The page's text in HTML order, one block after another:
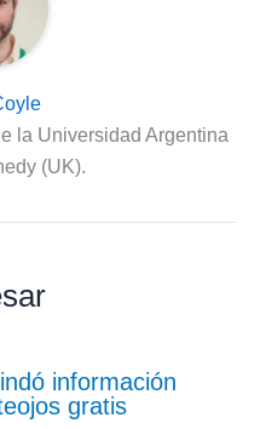
la Universidad Argentina
(UK).
información
gratis